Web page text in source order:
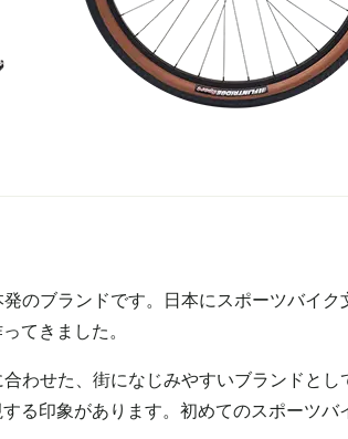
のブランドです。日本にスポーツバイ
てきました。
わせた、街になじみやすいブランドと
る印象があります。初めてのスポーツバ